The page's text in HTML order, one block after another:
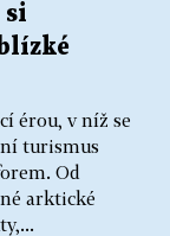
si
érou, v níž se
turismus
Od
arktické